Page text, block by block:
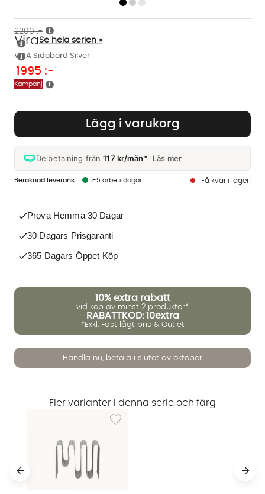
VIRA Sidobord Silver
Vira Se hela serien »
1995 :-
2200 :-
Kampanj
Lägg i varukorg
Delbetalning från117 kr/mån* Läs mer
1-5 arbetsdagar Få kvar i lager!
Prova Hemma 30 Dagar
30 Dagars Prisgaranti
365 Dagars Öppet Köp
10% extra rabatt
vid köp av minst 2 produkter*
RABATTKOD: 10extra
*Exkl. Fast lågt pris & Outlet
Handla nu, betala i slutet av oktober
Fler varianter i denna serie och färg
Lägg till i önskelista: VIRA Tidningsställ Silver
Vi använder AI för att svara på dina frågor. Konversationen
sparas i upp till 24 timmar för att kunna hjälpa dig. Vi delar
inte dina uppgifter med tredje part. Läs mer i vår
Jag godkänner att konversationen sparas